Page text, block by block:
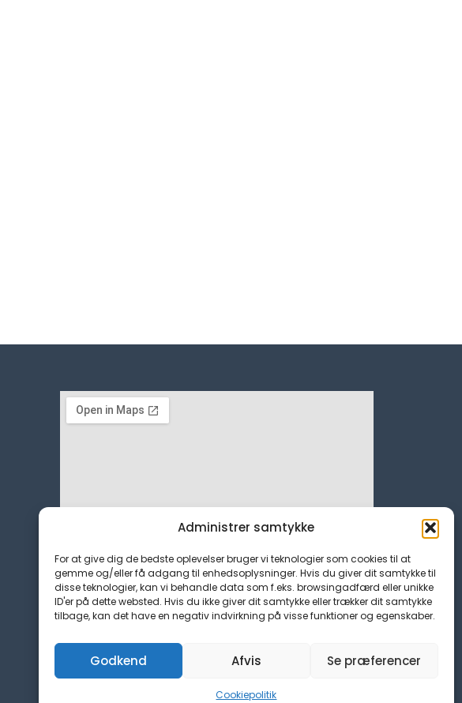
Administrer samtykke
For at give dig de bedste oplevelser bruger vi teknologier som cookies til at
gemme og/eller få adgang til enhedsoplysninger. Hvis du giver dit samtykke til
disse teknologier, kan vi behandle data som f.eks. browsingadfærd eller unikke
ID'er på dette websted. Hvis du ikke giver dit samtykke eller trækker dit samtykke
tilbage, kan det have en negativ indvirkning på visse funktioner og egenskaber.
Godkend Afvis Se præferencer
Cookiepolitik